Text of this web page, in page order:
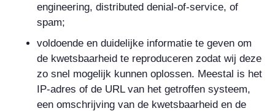
engineering, distributed denial-of-service, of
spam;
voldoende en duidelijke informatie te geven om
de kwetsbaarheid te reproduceren zodat wij deze
zo snel mogelijk kunnen oplossen. Meestal is het
IP-adres of de URL van het getroffen systeem,
een omschrijving van de kwetsbaarheid en de